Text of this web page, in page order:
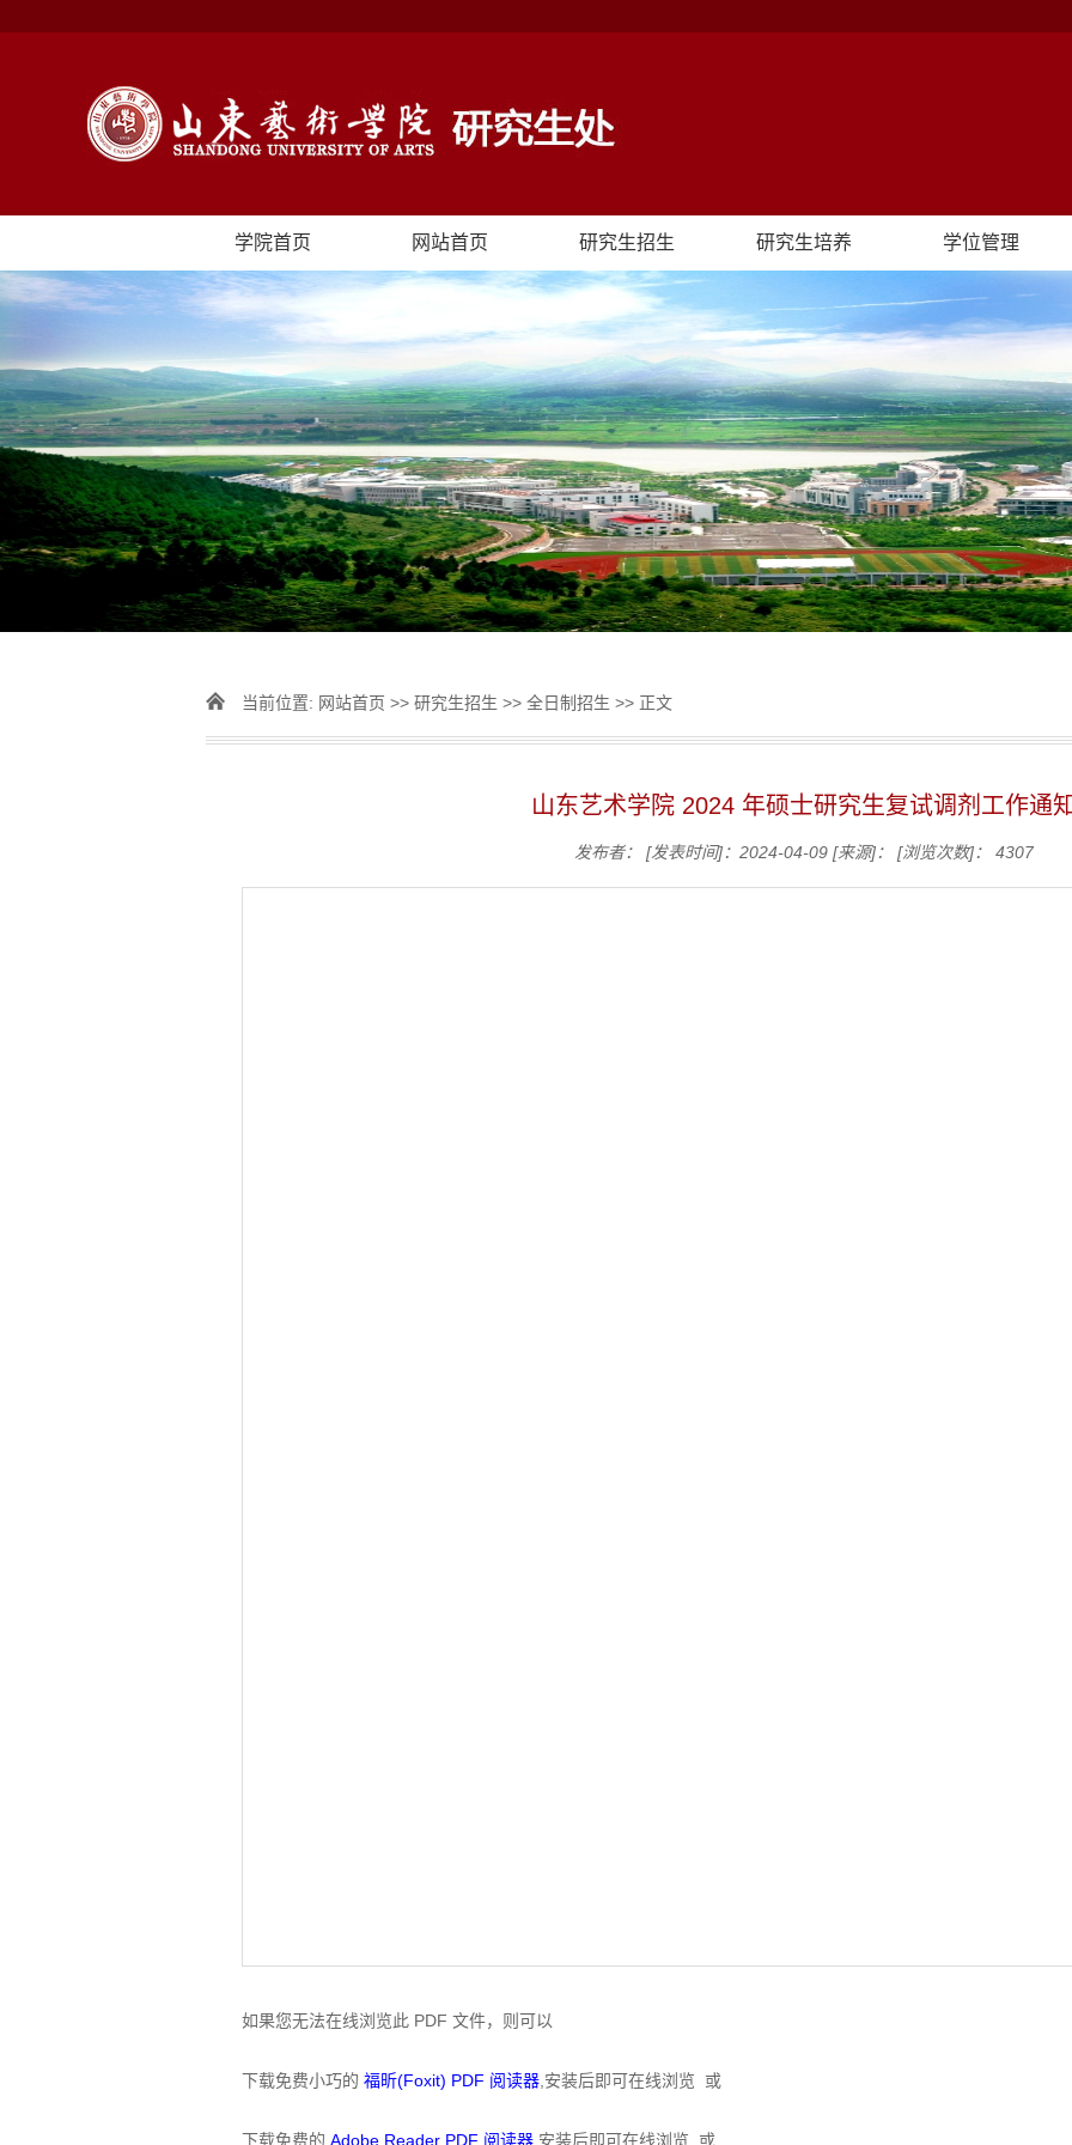
学院首页 网站首页 研究生招生 研究生培养 学位管理
当前位置: 网站首页 >> 研究生招生 >> 全日制招生 >> 正文
山东艺术学院 2024 年硕士研究生复试调剂工作通
发布者： [发表时间]：2024-04-09 [来源]： [浏览次数]： 4307
如果您无法在线浏览此 PDF 文件，则可以
下载免费小巧的 福昕(Foxit) PDF 阅读器 ,安装后即可在线浏览 或
下载免费的 Adobe Reader PDF 阅读器 ,安装后即可在线浏览 或